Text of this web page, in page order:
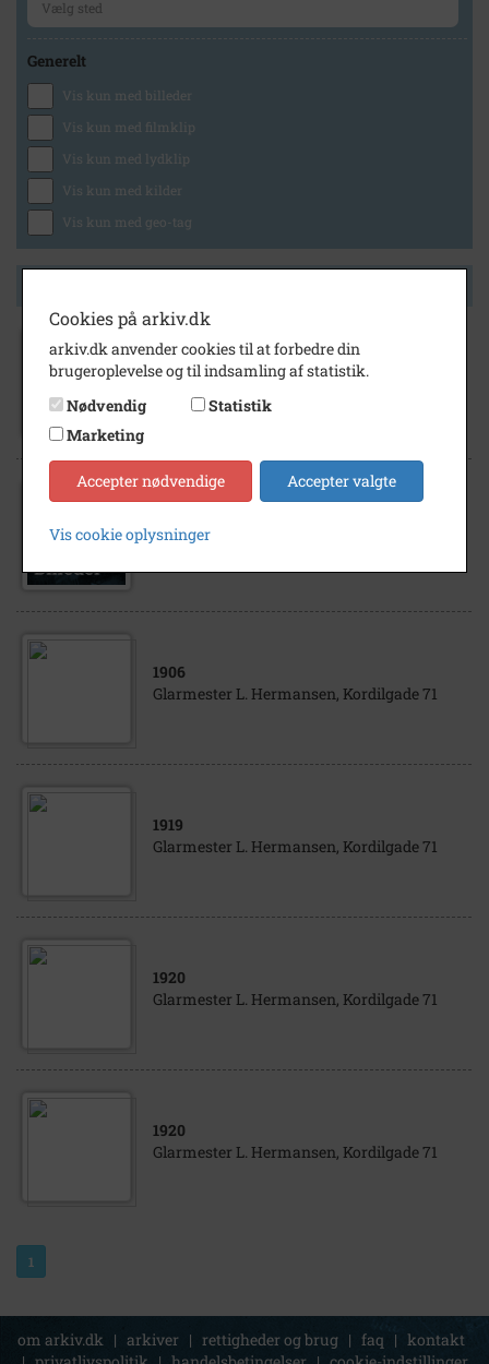
Generelt
Vis kun med billeder
Vis kun med filmklip
Vis kun med lydklip
Vis kun med kilder
Vis kun med geo-tag
1907
Glarmester Hermansen
1906
Glarmester L. Hermansen, Kordilgade 71
1919
Glarmester L. Hermansen, Kordilgade 71
1920
Glarmester L. Hermansen, Kordilgade 71
1920
Glarmester L. Hermansen, Kordilgade 71
1
om arkiv.dk | arkiver | rettigheder og brug | faq | kontakt
Cookies på arkiv.dk
arkiv.dk anvender cookies til at forbedre din
brugeroplevelse og til indsamling af statistik.
Nødvendig
Statistik
Marketing
Accepter nødvendige Accepter valgte
Vis cookie oplysninger